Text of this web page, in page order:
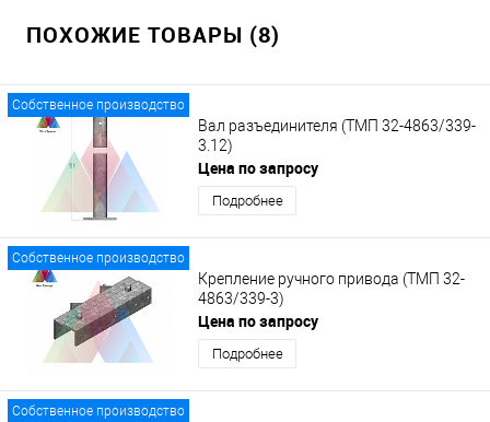
ПОХОЖИЕ ТОВАРЫ (8)
Собственное производство
Вал разъединителя (ТМП 32-4863/339-
3.12)
Цена по запросу
Подробнее
Собственное производство
Крепление ручного привода (ТМП 32-
4863/339-3)
Цена по запросу
Подробнее
Собственное производство